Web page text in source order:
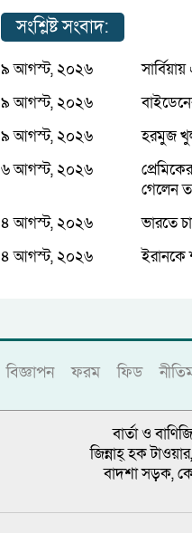
সংশ্লিষ্ট সংবাদ:
৯ আগস্ট, ২০২৬
৯ আগস্ট, ২০২৬
৯ আগস্ট, ২০২৬
হরমুজ
৬ আগস্ট, ২০২৬
গেলেন
৪ আগস্ট, ২০২৬
ভারতে
৪ আগস্ট, ২০২৬
ইরানকে
বিজ্ঞাপন ফরম ফিড
বার্তা ও
জিন্নাহ্ হক
বাদশা সড়ক,